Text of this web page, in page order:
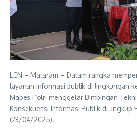
LCN – Mataram – Dalam rangka
layanan informasi publik di lingkungan
Mabes Polri menggelar Bimbingan
Konsekuensi Informasi Publik di lingkup
(23/04/2025).